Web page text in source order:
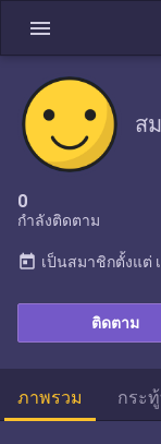
menu
ส
0
กำลังติดตาม
ติดตาม
today เป็นสมาชิกตั้งแต่
ภาพรวม กระ